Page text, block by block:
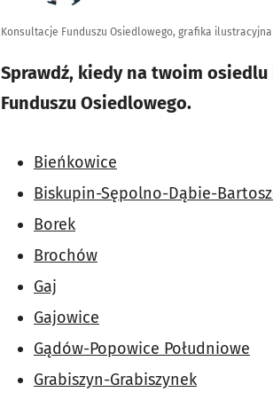
Konsultacje Funduszu Osiedlowego, grafika ilustracyjna
Sprawdź, kiedy na twoim
Funduszu Osiedlowego.
Bieńkowice
Biskupin-Sępolno-Dąbie-
Borek
Brochów
Gaj
Gajowice
Gądów-Popowice Południowe
Grabiszyn-Grabiszynek